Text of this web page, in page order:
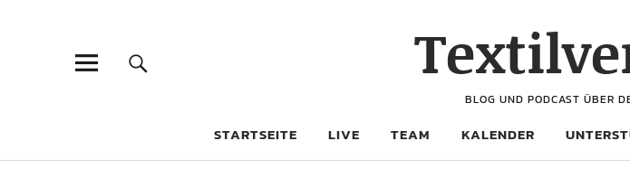
BLOG UND PODCAST ÜBER
STARTSEITE LIVE TEAM KALENDER